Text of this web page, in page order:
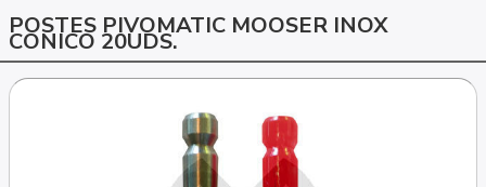
POSTES PIVOMATIC MOOSER INOX
CONICO 20UDS.